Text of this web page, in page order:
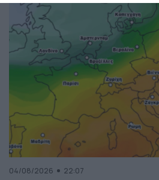
04/08/2026 22:07